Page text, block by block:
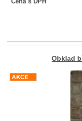
Cena s DPH
Obklad